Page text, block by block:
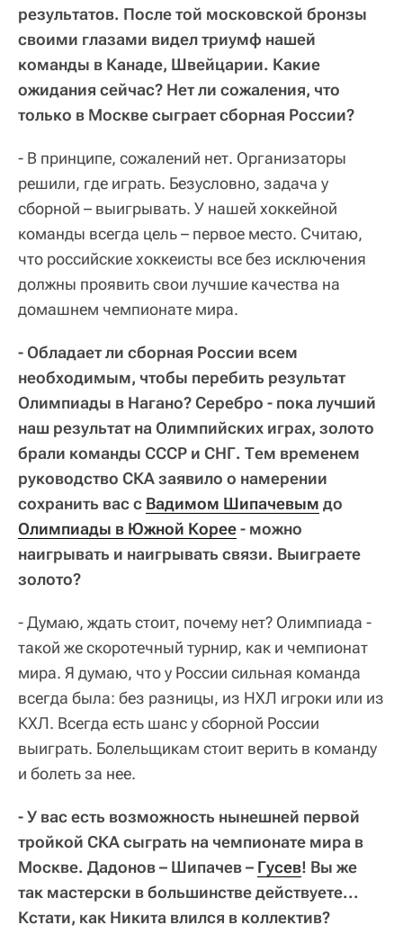
результатов. После той московской бронзы
своими глазами видел триумф нашей
команды в Канаде, Швейцарии. Какие
ожидания сейчас? Нет ли сожаления, что
только в Москве сыграет сборная России?
- В принципе, сожалений нет. Организаторы
решили, где играть. Безусловно, задача у
сборной – выигрывать. У нашей хоккейной
команды всегда цель – первое место. Считаю,
что российские хоккеисты все без исключения
должны проявить свои лучшие качества на
домашнем чемпионате мира.
- Обладает ли сборная России всем
необходимым, чтобы перебить результат
Олимпиады в Нагано? Серебро - пока лучший
наш результат на Олимпийских играх, золото
брали команды СССР и СНГ. Тем временем
руководство СКА заявило о намерении
сохранить вас с Вадимом Шипачевым до
Олимпиады в Южной Корее- можно
наигрывать и наигрывать связи. Выиграете
золото?
- Думаю, ждать стоит, почему нет? Олимпиада -
такой же скоротечный турнир, как и чемпионат
мира. Я думаю, что у России сильная команда
всегда была: без разницы, из НХЛ игроки или из
КХЛ. Всегда есть шанс у сборной России
выиграть. Болельщикам стоит верить в команду
и болеть за нее.
- У вас есть возможность нынешней первой
тройкой СКА сыграть на чемпионате мира в
Москве. Дадонов – Шипачев – Гусев! Вы же
так мастерски в большинстве действуете...
Кстати, как Никита влился в коллектив?